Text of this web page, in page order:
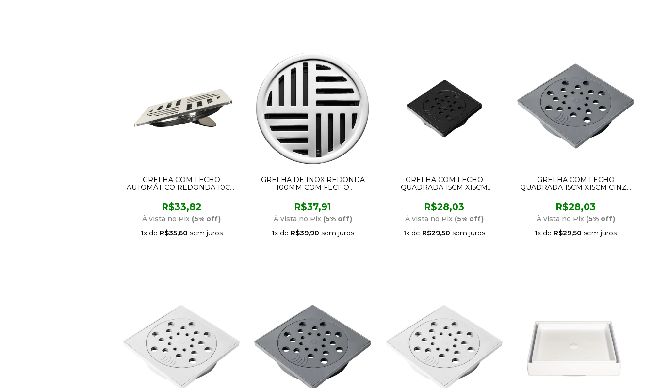
GRELHA COM FECHO
AUTOMÁTICO REDONDA 10CM
R$33,82
À vista no Pix (5% off)
1x de R$35,60 sem juros
GRELHA DE INOX REDONDA
100MM COM FECHO
LORENZETTI
R$37,91
À vista no Pix (5% off)
1x de R$39,90 sem juros
GRELHA COM FECHO
QUADRADA 15CM X15CM
R$28,03
À vista no Pix (5% off)
1x de R$29,50 sem juros
GRELHA COM FECHO
QUADRADA 15CM X15CM CINZA
R$28,03
À vista no Pix (5% off)
1x de R$29,50 sem juros